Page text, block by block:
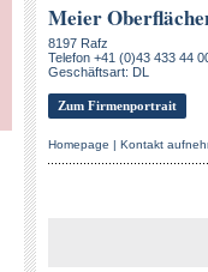
Meier
8197 Rafz
Telefon +41 (0)43 433 44
Geschäftsart: DL
Zum Firmenportrait
Homepage | Kontakt